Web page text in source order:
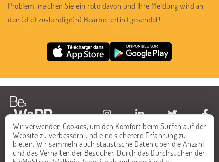
Wir verwenden Cookies, um den Komfort beim Surfen auf der
Website zu verbessern und eine sicherere Erfahrung zu
bieten. Wir sammeln auch statistische Daten über die Anzahl
und das Verhalten der Besucher. Durch das Durchsuchen der
Problem, machen Sie ein Foto davon und Ihre Meldung wird an
den (die) zuständige(n) Bearbeiter(in) gesendet!
STARTSEITE
ALLE MELDUNGEN
FAQ
KONTAKT